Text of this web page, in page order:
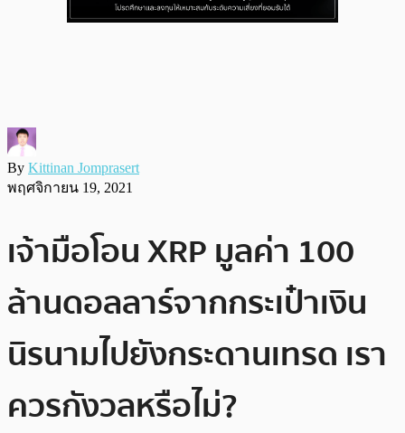
By Kittinan Jomprasert
พฤศจิกายน 19, 2021
เจ้ามือโอน XRP มูลค่า 100
ล้านดอลลาร์จากกระเป๋าเงิน
นิรนามไปยังกระดานเทรด เรา
ควรกังวลหรือไม่?